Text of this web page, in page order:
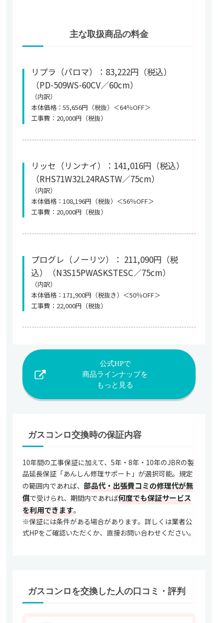
主な取扱商品の料金
リプラ（パロマ）：83,222円（税込）
（PD-509WS-60CV／60cm）
（内訳）
本体価格：55,656円（税抜）＜64％OFF＞
工事費：20,000円（税抜）
リッセ（リンナイ）：141,016円（税込）
（RHS71W32L24RASTW／75cm）
（内訳）
本体価格：108,196円（税抜）＜56％OFF＞
工事費：20,000円（税抜）
プログレ（ノーリツ）： 211,090円（税
込）（N3S15PWASKSTESC／75cm）
（内訳）
本体価格：171,900円（税抜き）＜50％OFF＞
工事費：22,000円（税抜）
公式HPで
商品ラインナップを
もっと見る
ガスコンロ交換時の保証内容
10年間の工事保証に加えて、5年・8年・10年のJBRの製
品延長保証「あんしん修理サポート」が選択可能。規定
の範囲内であれば、 部品代・出張費コミの修理代が無
償で受けられ、期間内であれば何度でも保証サービス
を利用できます。
※保証には条件がある場合があります。詳しくは業者公
式HPをご確認いただくか、直接お問い合わせください。
ガスコンロを交換した人の口コミ・評判